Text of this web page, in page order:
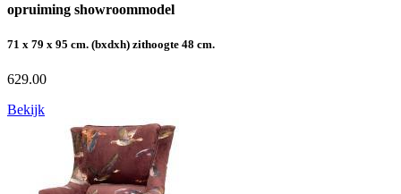
opruiming showroommodel
71 x 79 x 95 cm. (bxdxh) zithoogte 48 cm.
629.00
Bekijk